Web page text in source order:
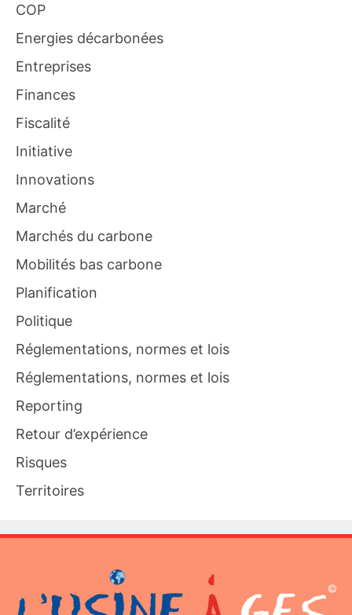
COP
Energies décarbonées
Entreprises
Finances
Fiscalité
Initiative
Innovations
Marché
Marchés du carbone
Mobilités bas carbone
Planification
Politique
Réglementations, normes et lois
Réglementations, normes et lois
Reporting
Retour d’expérience
Risques
Territoires